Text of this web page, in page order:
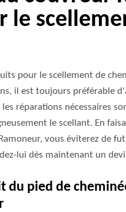
le
pour le scellement de
il est toujours préférable
réparations nécessaires
le scellant. En
vous éviterez de
lui dès maintenant un
du pied de